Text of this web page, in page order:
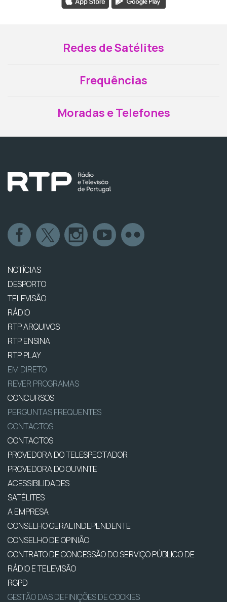
Redes de Satélites
Frequências
Moradas e Telefones
NOTÍCIAS
DESPORTO
TELEVISÃO
RÁDIO
RTP ARQUIVOS
RTP ENSINA
RTP PLAY
EM DIRETO
REVER PROGRAMAS
CONCURSOS
PERGUNTAS FREQUENTES
CONTACTOS
CONTACTOS
PROVEDORA DO TELESPECTADOR
PROVEDORA DO OUVINTE
ACESSIBILIDADES
SATÉLITES
A EMPRESA
CONSELHO GERAL INDEPENDENTE
CONSELHO DE OPINIÃO
CONTRATO DE CONCESSÃO DO SERVIÇO PÚBLICO DE
RÁDIO E TELEVISÃO
RGPD
GESTÃO DAS DEFINIÇÕES DE COOKIES